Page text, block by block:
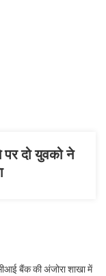
दर्ज
दो युवको ने
बैंक की अंजोरा शाखा में